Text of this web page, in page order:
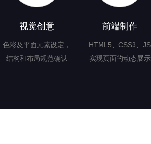
视觉创意
色彩及平面元素设定，
结构和布局规范确认
前端制作
HTML5、CSS3、JS
实现页面的动态展示